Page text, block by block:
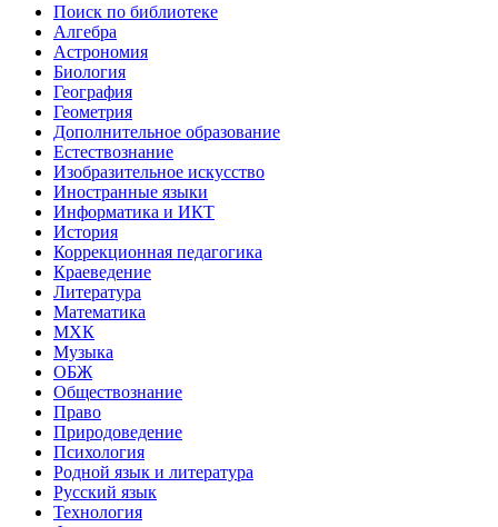
Поиск по библиотеке
Алгебра
Астрономия
Биология
География
Геометрия
Дополнительное образование
Естествознание
Изобразительное искусство
Иностранные языки
Информатика и ИКТ
История
Коррекционная педагогика
Краеведение
Литература
Математика
МХК
Музыка
ОБЖ
Обществознание
Право
Природоведение
Психология
Родной язык и литература
Русский язык
Технология